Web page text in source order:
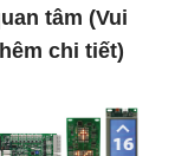
tâm (Vui
chi tiết)